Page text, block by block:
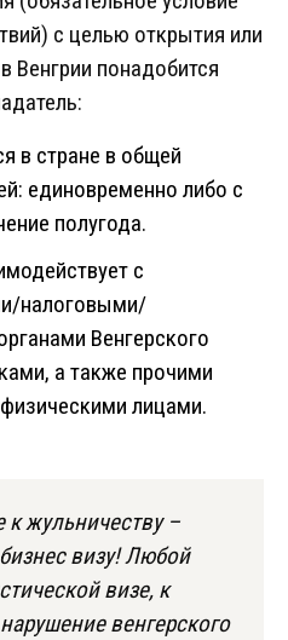
с целью открытия или
Венгрии понадобится
в стране в общей
единовременно либо с
полугода.
с
налоговыми/
Венгерского
а также прочими
лицами.
к жульничеству –
визу! Любой
визе, к
венгерского